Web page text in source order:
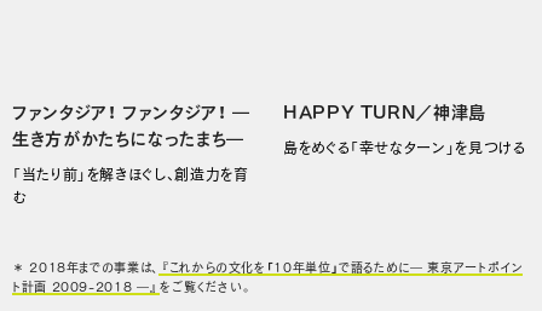
ファンタジア！ ファンタジア！ ―
生き方がかたちになったまち―
「当たり前」を解きほぐし、創造力を育
む
HAPPY TURN／神津島
島をめぐる「幸せなターン」を見つける
＊ 2018年までの事業は、 『これからの文化を「10年単位」で語るために― 東京アートポイン
ト計画 2009-2018 ―』 をご覧ください。